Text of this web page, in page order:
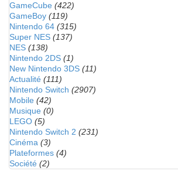
GameCube (422)
GameBoy (119)
Nintendo 64 (315)
Super NES (137)
NES (138)
Nintendo 2DS (1)
New Nintendo 3DS (11)
Actualité (111)
Nintendo Switch (2907)
Mobile (42)
Musique (0)
LEGO (5)
Nintendo Switch 2 (231)
Cinéma (3)
Plateformes (4)
Société (2)